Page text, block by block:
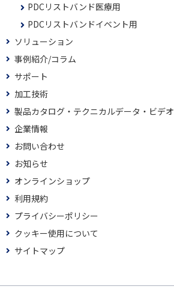
PDCリストバンド医療用
PDCリストバンドイベント用
ソリューション
事例紹介/コラム
サポート
加工技術
製品カタログ・テクニカルデータ・ビデオ
企業情報
お問い合わせ
お知らせ
オンラインショップ
利用規約
プライバシーポリシー
クッキー使用について
サイトマップ